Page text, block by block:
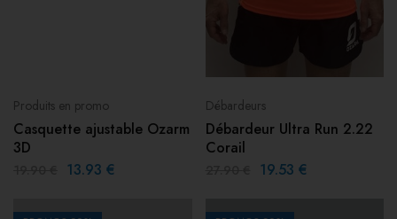
Produits en promo
Casquette ajustable Ozarm
3D
13.93 €
Débardeurs
Débardeur Ultra Run 2.22
Corail
19.53 €